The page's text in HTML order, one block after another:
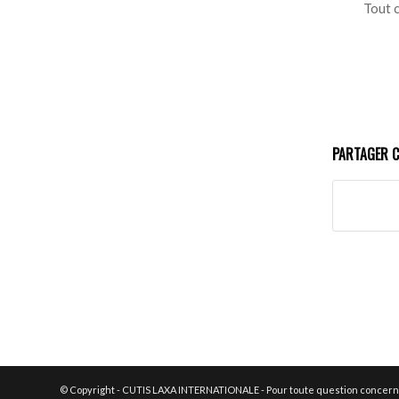
Tout
PARTAGER
© Copyright - CUTIS LAXA INTERNATIONALE - Pour toute question